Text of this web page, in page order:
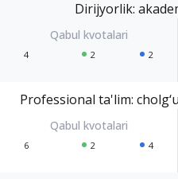
Dirijyorlik:
4 2 2
Professional ta'lim:
6 2 4